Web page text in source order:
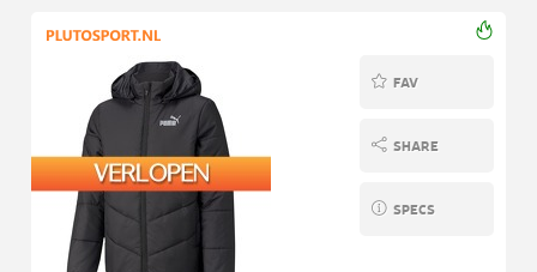
FAV
SHARE
SPECS